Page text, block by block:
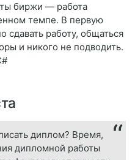
биржи — работа
темпе. В первую
сдавать работу, общаться
и никого не подводить.
диплом? Время,
дипломной работы